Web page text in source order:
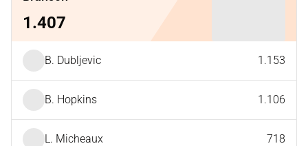
1.407
B. Dubljevic 1.153
B. Hopkins 1.106
L. Micheaux 718